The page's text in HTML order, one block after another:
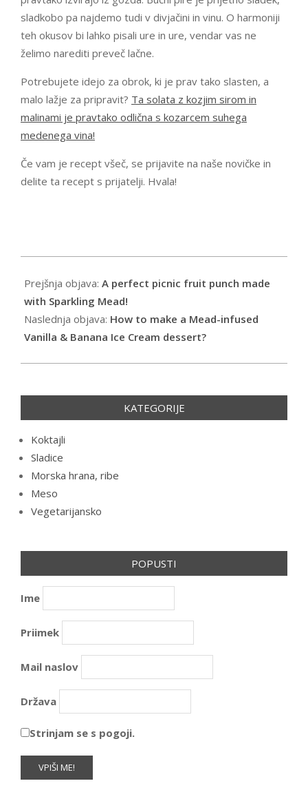
sladkobo pa najdemo tudi v divjačini in vinu. O harmoniji
teh okusov bi lahko pisali ure in ure, vendar vas ne
želimo narediti preveč lačne.
Potrebujete idejo za obrok, ki je prav tako slasten, a
malo lažje za pripravit? Ta solata z kozjim sirom in
malinami je pravtako odlična s kozarcem suhega
medenega vina!
Če vam je recept všeč, se prijavite na naše novičke in
delite ta recept s prijatelji. Hvala!
Prejšnja objava: A perfect picnic fruit punch made
with Sparkling Mead!
Naslednja objava: How to make a Mead-infused
Vanilla & Banana Ice Cream dessert?
KATEGORIJE
Koktajli
Sladice
Morska hrana, ribe
Meso
Vegetarijansko
POPUSTI
Ime
Priimek
Mail naslov
Država
Strinjam se s pogoji.